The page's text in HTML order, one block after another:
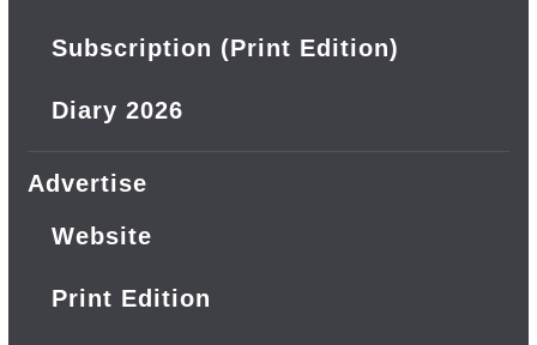
Subscription (Print Edition)
Diary 2026
Advertise
Website
Print Edition